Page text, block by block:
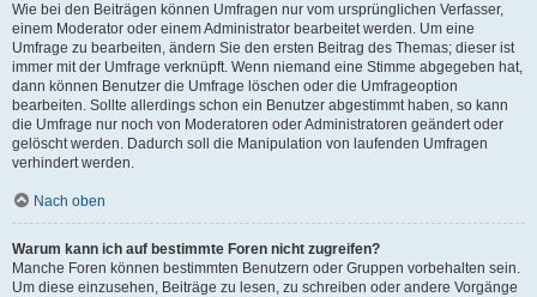
Wie bei den Beiträgen können Umfragen nur vom ursprünglichen Verfasser,
einem Moderator oder einem Administrator bearbeitet werden. Um eine
Umfrage zu bearbeiten, ändern Sie den ersten Beitrag des Themas; dieser ist
immer mit der Umfrage verknüpft. Wenn niemand eine Stimme abgegeben hat,
dann können Benutzer die Umfrage löschen oder die Umfrageoption
bearbeiten. Sollte allerdings schon ein Benutzer abgestimmt haben, so kann
die Umfrage nur noch von Moderatoren oder Administratoren geändert oder
gelöscht werden. Dadurch soll die Manipulation von laufenden Umfragen
verhindert werden.
Nach oben
Warum kann ich auf bestimmte Foren nicht zugreifen?
Manche Foren können bestimmten Benutzern oder Gruppen vorbehalten sein.
Um diese einzusehen, Beiträge zu lesen, zu schreiben oder andere Vorgänge